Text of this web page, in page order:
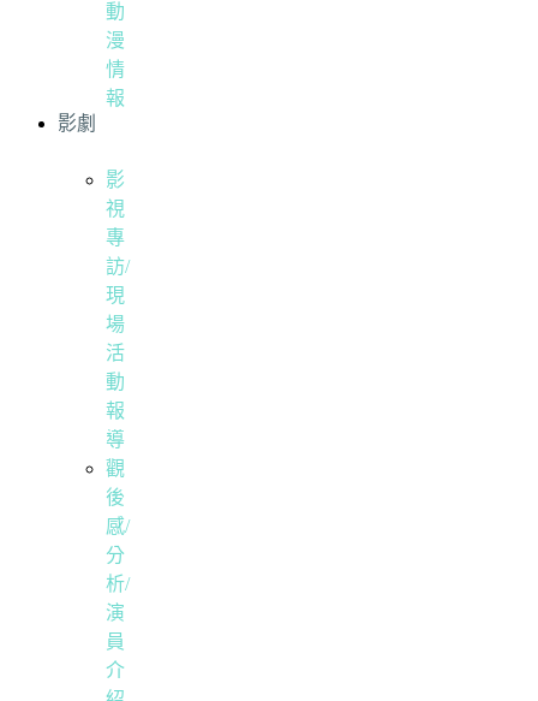
動
漫
情
報
影劇
影
視
專
訪/
現
場
活
動
報
導
觀
後
感/
分
析/
演
員
介